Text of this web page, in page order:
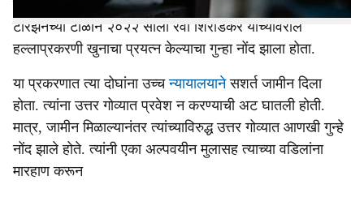
प्रयत्न, हाणामाऱ्या, खंडणी वसुली असे अनेक गुन्हे नोंद आहेत.
टारझनच्या टोळीने २०२२ साली रवी शिरोडकर याच्यावरील
हल्लाप्रकरणी खुनाचा प्रयत्न केल्याचा गुन्हा नोंद झाला होता.
या प्रकरणात त्या दोघांना उच्चन्यायालयानेसशर्त जामीन दिला
होता. त्यांना उत्तर गोव्यात प्रवेश न करण्याची अट घातली होती.
मात्र, जामीन मिळाल्यानंतर त्यांच्याविरुद्ध उत्तर गोव्यात आणखी गुन्हे
नोंद झाले होते. त्यांनी एका अल्पवयीन मुलासह त्याच्या वडिलांना
मारहाण करून